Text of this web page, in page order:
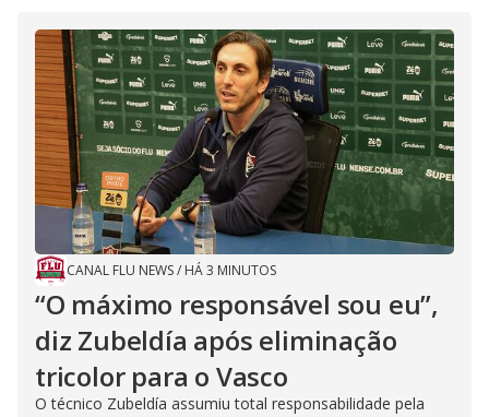
CANAL FLU NEWS/ HÁ 3 MINUTOS
“O máximo responsável sou eu”,
diz Zubeldía após eliminação
tricolor para o Vasco
O técnico Zubeldía assumiu total responsabilidade pela